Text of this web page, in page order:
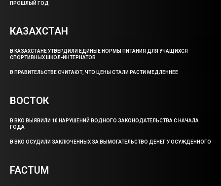
ПРОШЛЫЙ ГОД
КАЗАХСТАН
В КАЗАХСТАНЕ УТВЕРДИЛИ ЕДИНЫЕ НОРМЫ ПИТАНИЯ ДЛЯ УЧАЩИХСЯ
СПОРТИВНЫХ ШКОЛ-ИНТЕРНАТОВ
В ПРАВИТЕЛЬСТВЕ СЧИТАЮТ, ЧТО ЦЕНЫ СТАЛИ РАСТИ МЕДЛЕННЕЕ
ВОСТОК
В ВКО ВЫЯВИЛИ 10 НАРУШЕНИЙ ВОДНОГО ЗАКОНОДАТЕЛЬСТВА С НАЧАЛА
ГОДА
В ВКО ОСУДИЛИ ЗАКЛЮЧЕННЫХ ЗА ВЫМОГАТЕЛЬСТВО ДЕНЕГ У ОСУЖДЕННОГО
FACTUM